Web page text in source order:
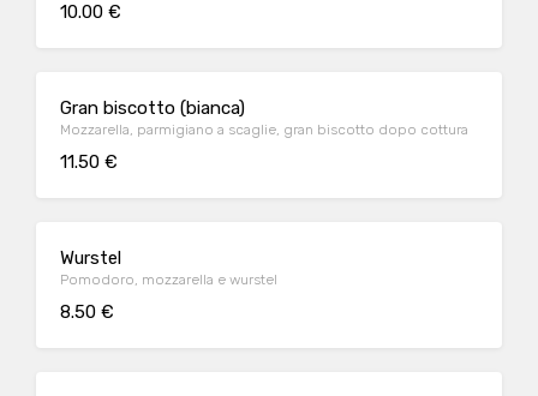
10.00 €
Gran biscotto (bianca)
Mozzarella, parmigiano a scaglie, gran biscotto dopo cottura
11.50 €
Wurstel
Pomodoro, mozzarella e wurstel
8.50 €